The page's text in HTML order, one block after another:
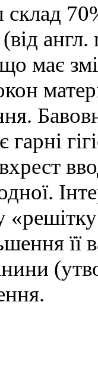
склад
має
гарні
одної.
її